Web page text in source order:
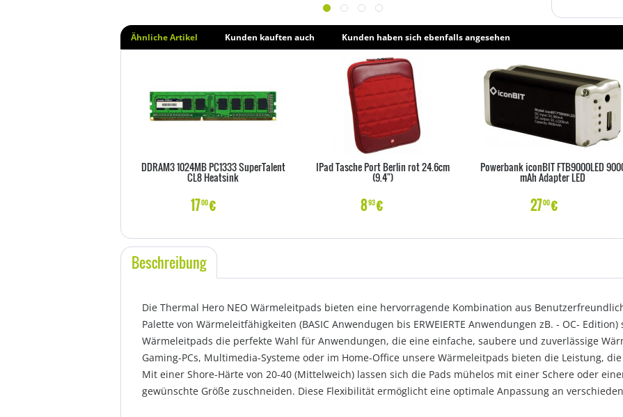
Ähnliche Artikel Kunden kauften auch Kunden haben sich ebenfalls angesehen
DDRAM3 1024MB PC1333 SuperTalent
CL8 Heatsink
1700€
IPad Tasche Port Berlin rot 24.6cm
(9.4")
893€
Powerbank iconBIT FTB9000LED
mAh Adapter LED
2700€
Beschreibung
Die Thermal Hero NEO Wärmeleitpads bieten eine hervorragende Kombination aus
Palette von Wärmeleitfähigkeiten (BASIC Anwendugen bis ERWEIERTE Anwendungen zB. - OC-
Wärmeleitpads die perfekte Wahl für Anwendungen, die eine einfache, saubere und zuverlässige
Gaming-PCs, Multimedia-Systeme oder im Home-Office unsere Wärmeleitpads bieten die Leistung,
Mit einer Shore-Härte von 20-40 (Mittelweich) lassen sich die Pads mühelos mit einer Schere oder
gewünschte Größe zuschneiden. Diese Flexibilität ermöglicht eine optimale Anpassung an